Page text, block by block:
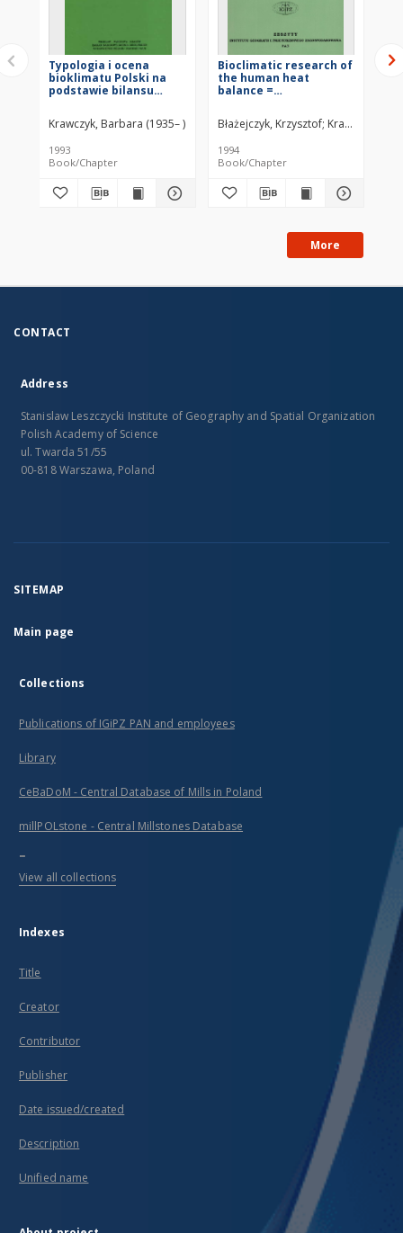
Typologia i ocena
bioklimatu Polski na
podstawie bilansu
człowieka = Typology
and evaluation of the
the basis of the human
body heat balance
Krawczyk, Barbara (1935– )
1993
Book/Chapter
Bioclimatic research of
the human heat
balance =
badania bilansu
cieplnego człowieka
Błażejczyk, Krzysztof Krawczyk,
1994
Book/Chapter
More
CONTACT
Address
Stanislaw Leszczycki Institute of Geography and Spatial Organization
Polish Academy of Science
ul. Twarda 51/55
00-818 Warszawa, Poland
SITEMAP
Main page
Collections
Publications of IGiPZ PAN and employees
Library
CeBaDoM - Central Database of Mills in Poland
millPOLstone - Central Millstones Database
...
View all collections
Indexes
Title
Creator
Contributor
Publisher
Date issued/created
Description
Unified name